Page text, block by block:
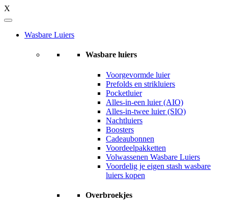
X
Wasbare Luiers
Wasbare luiers
Voorgevormde luier
Prefolds en strikluiers
Pocketluier
Alles-in-een luier (AIO)
Alles-in-twee luier (SIO)
Nachtluiers
Boosters
Cadeaubonnen
Voordeelpakketten
Volwassenen Wasbare Luiers
Voordelig je eigen stash wasbare
luiers kopen
Overbroekjes